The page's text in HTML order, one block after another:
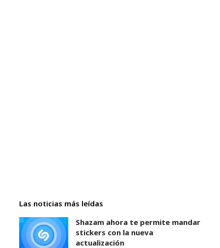
Las noticias más leídas
Shazam ahora te permite mandar
stickers con la nueva
actualización